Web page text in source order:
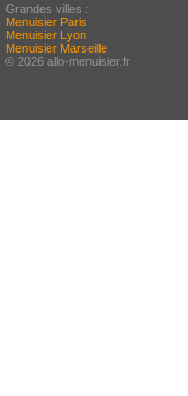
Grandes villes :
Menuisier Paris
Menuisier Lyon
Menuisier Marseille
© 2026 allo-menuisier.fr